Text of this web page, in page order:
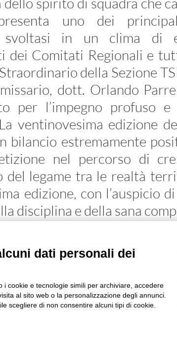
uno dei
svoltasi in un clima di
dei Comitati Regionali e
della Sezione
dott. Orlando
per l’impegno profuso
ventinovesima edizione
bilancio estremamente
nel percorso di
del legame tra le realtà
edizione, con l’auspicio
disciplina e della sana
dati personali dei
cookie e tecnologie simili per archiviare, accedere
al sito web o la personalizzazione degli annunci.
scegliere di non consentire alcuni tipi di cookie.